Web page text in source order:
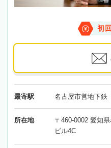
初
最寄駅 名古屋市営地下鉄
所在地
〒460-0002 愛知
ビル4C